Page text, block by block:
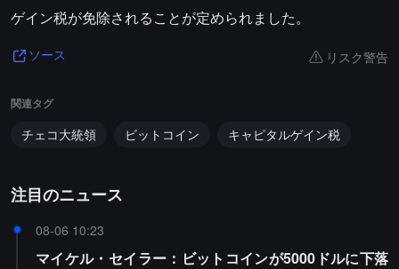
ゲイン税が免除されることが定められました。
ソース リスク警告
関連タグ
チェコ大統領 ビットコイン キャピタルゲイン税
注目のニュース
08-06 10:23
マイケル・セイラー：ビットコインが5000ドルに下落